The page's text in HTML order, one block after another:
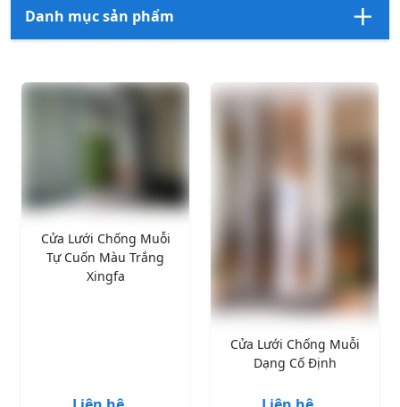
Danh mục sản phẩm
Cửa Lưới Chống Muỗi
Tự Cuốn Màu Trắng
Xingfa
Cửa Lưới Chống Muỗi
Dạng Cố Định